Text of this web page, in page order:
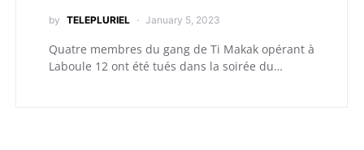
by TELEPLURIEL January 5, 2023
Quatre membres du gang de Ti Makak opérant à
Laboule 12 ont été tués dans la soirée du…